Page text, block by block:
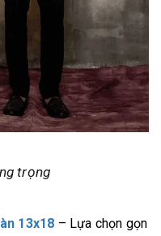
trọng
13x18 – Lựa chọn gọn